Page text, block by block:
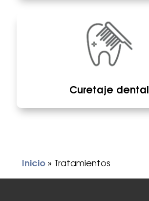
Curetaje dental
Inicio» Tratamientos